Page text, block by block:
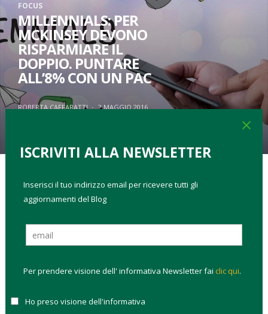
FOCUS
MILLENNIALS: PER
MCKINSEY DEVONO
RISPARMIARE IL
DOPPIO. PUNTARE
ALL’8% CON UN PAC
ROBERTA CAFFARATTI · 2 MAGGIO 2016
millennials
Piani di Accumulo capitale
Il rendimento degli investimenti in
Per questo gli investitori dovrebbero ridimensionare le loro
una minaccia è contenuta nel report firmato da
close
ISCRIVITI ALLA NEWSLETTER
Inserisci il tuo indirizzo email per ricevere tutti gli
aggiornamenti del Blog
Per prendere visione dell' informativa Newsletter fai clic qui.
Ho preso visione dell'informativa